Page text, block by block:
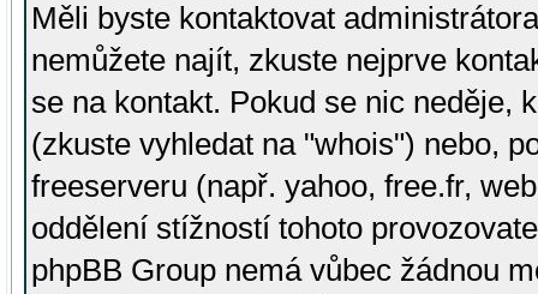
Měli byste kontaktovat
nemůžete najít, zkuste nejprve
se na kontakt. Pokud se nic neděje,
(zkuste vyhledat na "whois") nebo,
freeserveru (např. yahoo, free.fr,
oddělení stížností tohoto
phpBB Group nemá vůbec žádnou